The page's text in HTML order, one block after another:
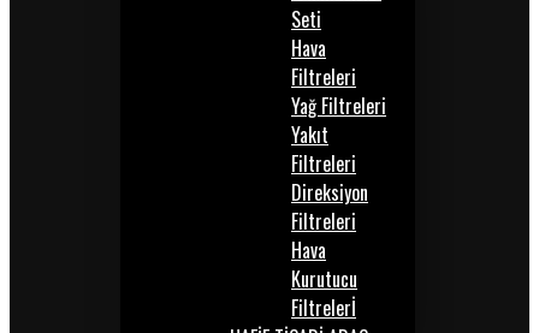
Seti
Hava
Filtreleri
Yağ Filtreleri
Yakıt
Filtreleri
Direksiyon
Filtreleri
Hava
Kurutucu
Filtrelerİ